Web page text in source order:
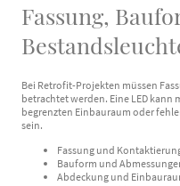
Fassung,
Bei Retrofit-Projekten müssen
betrachtet werden. Eine LED kann
begrenzten Einbauraum oder
sein.
Fassung und
Bauform und
Abdeckung und